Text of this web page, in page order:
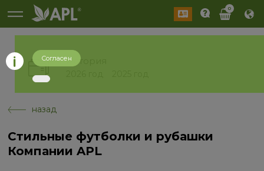
0
История
назад
Стильные футболки и рубашки
Компании APL
Согласен